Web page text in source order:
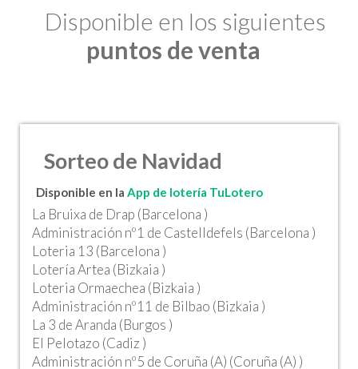
Disponible en los siguientes
puntos de venta
Sorteo de Navidad
Disponible en la App de lotería TuLotero
La Bruixa de Drap (Barcelona )
Administración nº1 de Castelldefels (Barcelona )
Loteria 13 (Barcelona )
Lotería Artea (Bizkaia )
Loteria Ormaechea (Bizkaia )
Administración nº11 de Bilbao (Bizkaia )
La 3 de Aranda (Burgos )
El Pelotazo (Cadiz )
Administración nº5 de Coruña (A) (Coruña (A) )